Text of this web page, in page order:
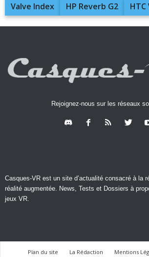
Valve Index
HP Reverb G2 HTC
Rejoignez-nous sur les réseaux
Casques-VR est un site d’actualité consacré à la
réalité augmentée. News, Tests et Dossiers à
jeux VR.
Plan du site La Rédaction Mentions